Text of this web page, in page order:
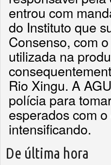
entrou com
do Instituto que
Consenso, com
utilizada na
Rio Xingu. A
polícia para
esperados com
intensificando.
De última hora